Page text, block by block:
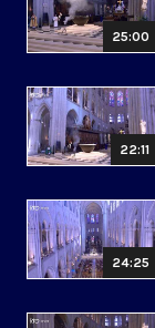
25:00
22:11
24:25